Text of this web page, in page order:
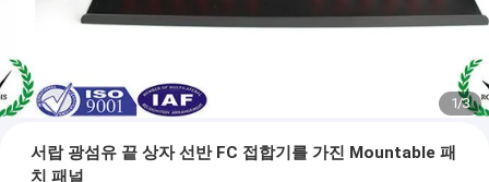
1/3
서랍 광섬유 끝 상자 선반 FC 접합기를 가진 Mountable 패
치 패널